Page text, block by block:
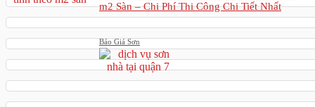
m2 Sàn – Chi Phí Thi Công Chi Tiết Nhất
Báo Giá Sơn